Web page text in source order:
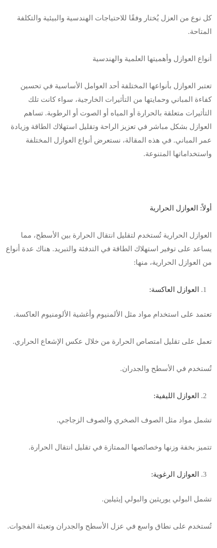
كل نوع من العزل يُختار وفقًا للاحتياجات الهندسية والبيئية والتكلفة
المتاحة.
أنواع العوازل وأهميتها العلمية والهندسية
تعتبر العوازل بأنواعها المختلفة أحد العوامل الأساسية في تحسين
كفاءة المباني وحمايتها من التأثيرات الخارجية، سواء كانت تلك
التأثيرات متعلقة بالحرارة أو المياه أو الصوت أو الرطوبة. تساهم
العوازل بشكل مباشر في تعزيز الراحة وتقليل استهلاك الطاقة وزيادة
عمر المباني. في هذه المقالة، نستعرض أنواع العوازل المختلفة
واستخداماتها المتنوعة.
أولاً: العوازل الحرارية
العوازل الحرارية تُستخدم لتقليل انتقال الحرارة بين الأسطح، مما
يساعد على توفير استهلاك الطاقة في التدفئة والتبريد. هناك عدة أنواع
من العوازل الحرارية، منها:
العوازل العاكسة:
تعتمد على استخدام مواد مثل الألمنيوم وأغشية الألومنيوم العاكسة.
تعمل على تقليل امتصاص الحرارة من خلال عكس الإشعاع الحراري.
تُستخدم في الأسطح والجدران.
العوازل الليفية:
تشمل مواد مثل الصوف الصخري والصوف الزجاجي.
تتميز بخفة وزنها وخصائصها الممتازة في تقليل انتقال الحرارة.
العوازل الرغوية:
تشمل البولي يوريثين والبولي إيثيلين.
تُستخدم على نطاق واسع في عزل الأسطح والجدران وتعبئة الفجوات.